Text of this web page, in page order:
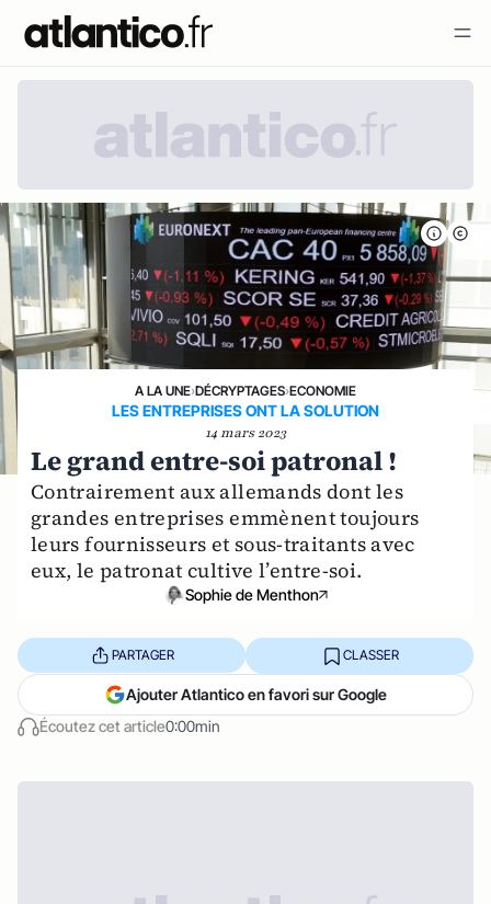
A LA UNE›DÉCRYPTAGES›ECONOMIE
LES ENTREPRISES ONT LA SOLUTION
14 mars 2023
Le grand entre-soi patronal !
Contrairement aux allemands dont les
grandes entreprises emmènent toujours
leurs fournisseurs et sous-traitants avec
eux, le patronat cultive l’entre-soi.
Sophie de Menthon
Écoutez cet article0:00min
PARTAGER CLASSER
Ajouter Atlantico en favori sur Google